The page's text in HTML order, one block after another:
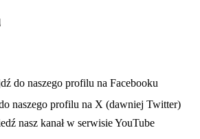
się w nowej karcie
do naszego profilu na Facebooku
karcie
naszego profilu na X (dawniej Twitter)
się w nowej karcie
nasz kanał w serwisie YouTube